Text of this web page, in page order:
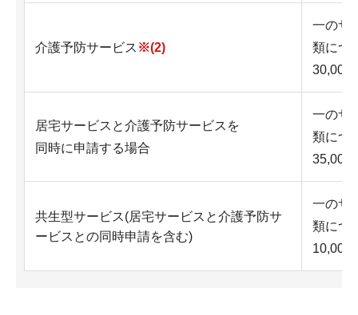
介護予防サービス ※(2)
一のサ
類につ
30,000
居宅サービスと介護予防サービスを
同時に申請する場合
一のサ
類につ
35,000
共生型サービス(居宅サービスと介護予防サ
ービスとの同時申請を含む)
一のサ
類につ
10,000